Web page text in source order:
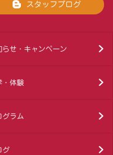
スタッフブログ
らせ・キャンペーン
・体験
グラム
グ